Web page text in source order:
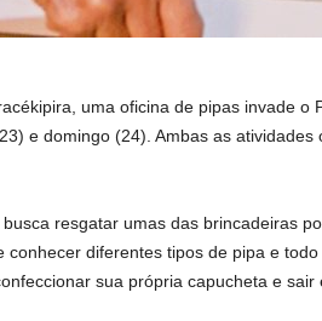
uma oficina de pipas invade o
e domingo (24). Ambas as
resgatar umas das brincadeiras
conhecer diferentes tipos de pipa e
sua própria capucheta e